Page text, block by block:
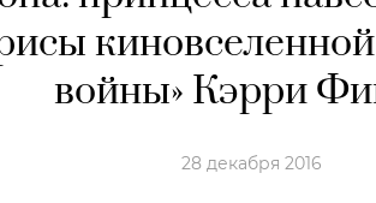
войны» Кэрри
28 декабря 2016